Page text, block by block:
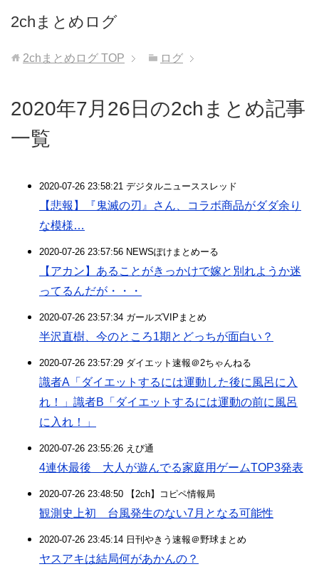
2chまとめログ
2chまとめログ TOP ログ
2020年7月26日の2chまとめ記事
一覧
2020-07-26 23:58:21 デジタルニューススレッド
【悲報】『鬼滅の刃』さん、コラボ商品がダダ余り
な模様…
2020-07-26 23:57:56 NEWSぽけまとめーる
【アカン】あることがきっかけで嫁と別れようか迷
ってるんだが・・・
2020-07-26 23:57:34 ガールズVIPまとめ
半沢直樹、今のところ1期とどっちが面白い？
2020-07-26 23:57:29 ダイエット速報＠2ちゃんねる
識者A「ダイエットするには運動した後に風呂に入
れ！」識者B「ダイエットするには運動の前に風呂
に入れ！」
2020-07-26 23:55:26 えび通
4連休最後 大人が遊んでる家庭用ゲームTOP3発表
2020-07-26 23:48:50 【2ch】コピペ情報局
観測史上初 台風発生のない7月となる可能性
2020-07-26 23:45:14 日刊やきう速報＠野球まとめ
ヤスアキは結局何があかんの？